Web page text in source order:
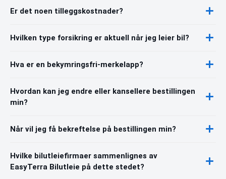
Er det noen tilleggskostnader?
Hvilken type forsikring er aktuell når jeg leier bil?
Hva er en bekymringsfri-merkelapp?
Hvordan kan jeg endre eller kansellere bestillingen
min?
Når vil jeg få bekreftelse på bestillingen min?
Hvilke bilutleiefirmaer sammenlignes av
EasyTerra Bilutleie på dette stedet?